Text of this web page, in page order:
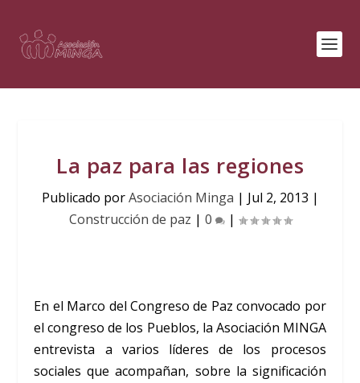
La paz para las regiones
Publicado porAsociación Minga | Jul 2, 2013 |
Construcción de paz | 0 |
En el Marco del Congreso de Paz convocado por
el congreso de los Pueblos, la Asociación MINGA
entrevista a varios líderes de los procesos
sociales que acompañan, sobre la significación